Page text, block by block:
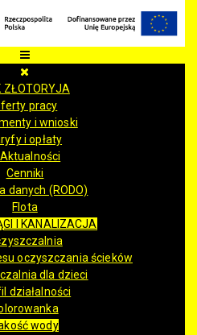
ZŁOTORYJA
pracy
i wnioski
i opłaty
Aktualności
Cenniki
danych (RODO)
Flota
I KANALIZACJA
oczyszczania ścieków
dla dzieci
działalności
wody